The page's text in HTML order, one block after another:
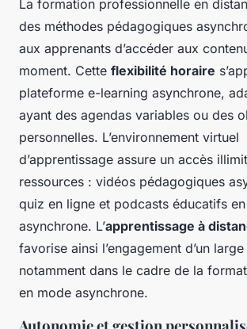
La formation professionnelle en
des méthodes pédagogiques
aux apprenants d’accéder aux
moment. Cette flexibilité horaire
plateforme e-learning asynchrone,
ayant des agendas variables ou des
personnelles. L’environnement virtuel
d’apprentissage assure un accès
ressources : vidéos pédagogiques
quiz en ligne et podcasts éducatifs
asynchrone. L’apprentissage à
favorise ainsi l’engagement d’un
notamment dans le cadre de la
en mode asynchrone.